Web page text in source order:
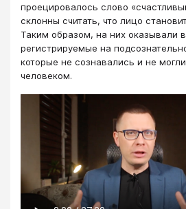
проецировалось слово
склонны считать, что лицо
Таким образом, на них оказывали
регистрируемые на
которые не сознавались и не
человеком.